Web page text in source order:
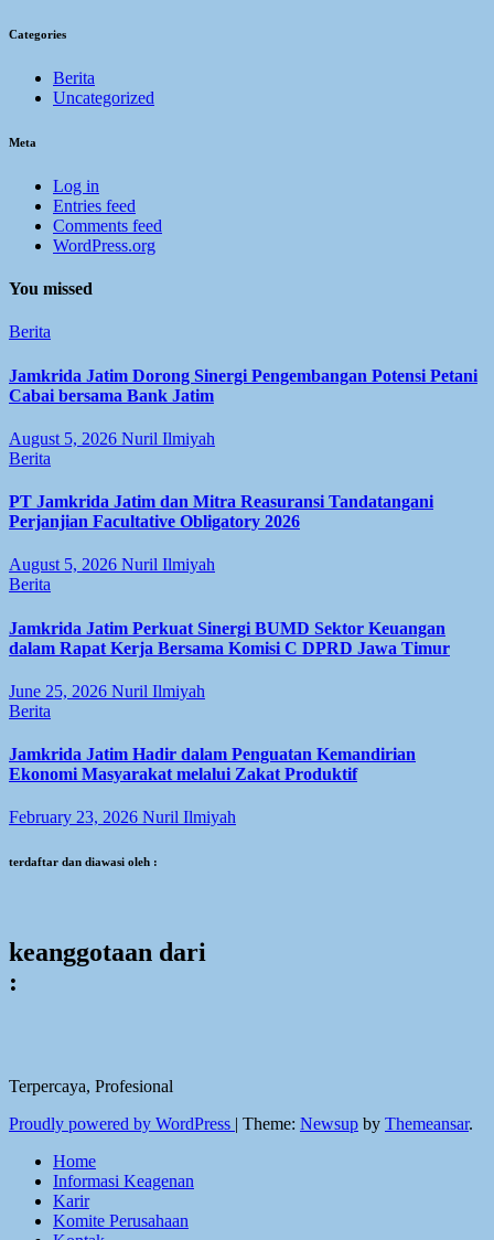
Categories
Berita
Uncategorized
Meta
Log in
Entries feed
Comments feed
WordPress.org
You missed
Berita
Jamkrida Jatim Dorong Sinergi Pengembangan Potensi Petani
Cabai bersama Bank Jatim
August 5, 2026 Nuril Ilmiyah
Berita
PT Jamkrida Jatim dan Mitra Reasuransi Tandatangani
Perjanjian Facultative Obligatory 2026
August 5, 2026 Nuril Ilmiyah
Berita
Jamkrida Jatim Perkuat Sinergi BUMD Sektor Keuangan
dalam Rapat Kerja Bersama Komisi C DPRD Jawa Timur
June 25, 2026 Nuril Ilmiyah
Berita
Jamkrida Jatim Hadir dalam Penguatan Kemandirian
Ekonomi Masyarakat melalui Zakat Produktif
February 23, 2026 Nuril Ilmiyah
terdaftar dan diawasi oleh :
keanggotaan dari
:
Terpercaya, Profesional
Proudly powered by WordPress | Theme: Newsup by Themeansar.
Home
Informasi Keagenan
Karir
Komite Perusahaan